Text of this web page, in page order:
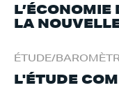
L’ÉCONOMIE
LA
ÉTUDE/
L'ÉTUDE